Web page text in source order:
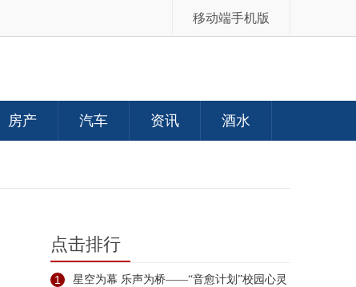
移动端手机版
房产 汽车 资讯 酒水
点击排行
1 星空为幕 乐声为桥——“音愈计划”校园心灵